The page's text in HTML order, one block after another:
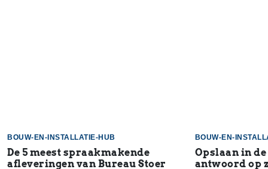
BOUW-EN-INSTALLATIE-HUB
De 5 meest spraakmakende
afleveringen van Bureau Stoer
BOUW-EN-
Opslaan in
antwoord op